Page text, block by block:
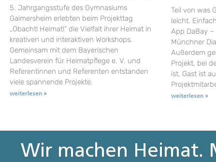
5. Jahrgangsstufe des Gymnasiums
Gaimersheim erlebten beim Projekttag
„Obacht! Heimat!“ die Vielfalt ihrer Heimat in
kreativen und interaktiven Workshops.
Gemeinsam mit dem Bayerischen
Landesverein für Heimatpflege e. V. und
Referentinnen und Referenten entstanden
viele spannende Projekte.
weiterlesen »
Teil von was
leicht.
App DaBay
Münchner
Außerdem
Projekt, bei
ist. Gast ist
weiterlesen »
Wir machen Heimat.